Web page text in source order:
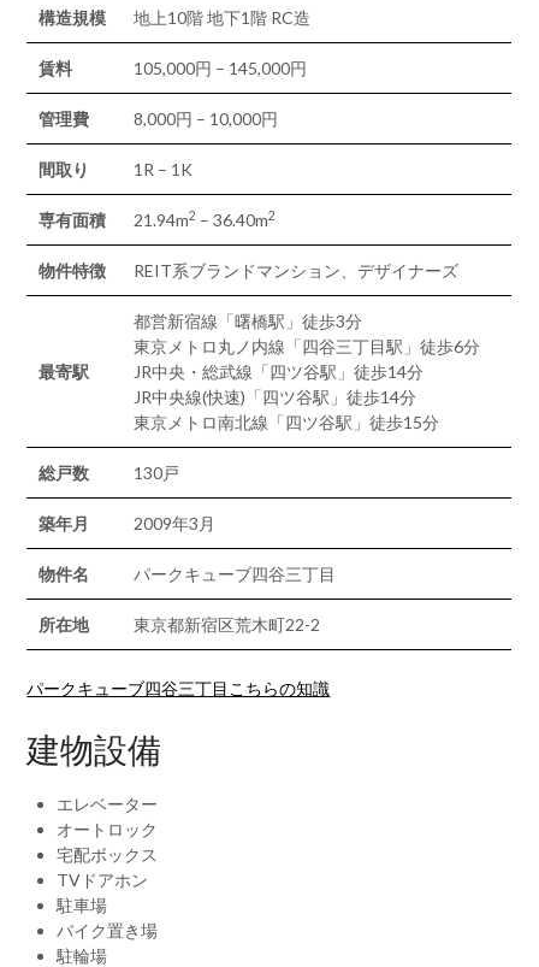
構造規模 地上10階 地下1階 RC造
賃料 105,000円 – 145,000円
管理費 8,000円 – 10,000円
間取り 1R – 1K
専有面積 21.94m2 – 36.40m2
物件特徴 REIT系ブランドマンション、デザイナーズ
最寄駅
都営新宿線「曙橋駅」徒歩3分
東京メトロ丸ノ内線「四谷三丁目駅」徒歩6分
JR中央・総武線「四ツ谷駅」徒歩14分
JR中央線(快速)「四ツ谷駅」徒歩14分
東京メトロ南北線「四ツ谷駅」徒歩15分
総戸数 130戸
築年月 2009年3月
物件名 パークキューブ四谷三丁目
所在地 東京都新宿区荒木町22-2
パークキューブ四谷三丁目こちらの知識
建物設備
エレベーター
オートロック
宅配ボックス
TVドアホン
駐車場
バイク置き場
駐輪場